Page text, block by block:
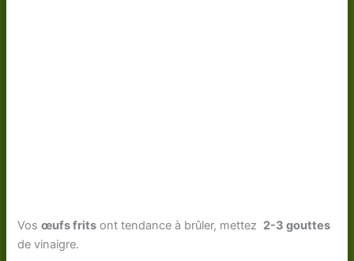
Vosœufs frits ont tendance à brûler, mettez 2-3 gouttes
de vinaigre.